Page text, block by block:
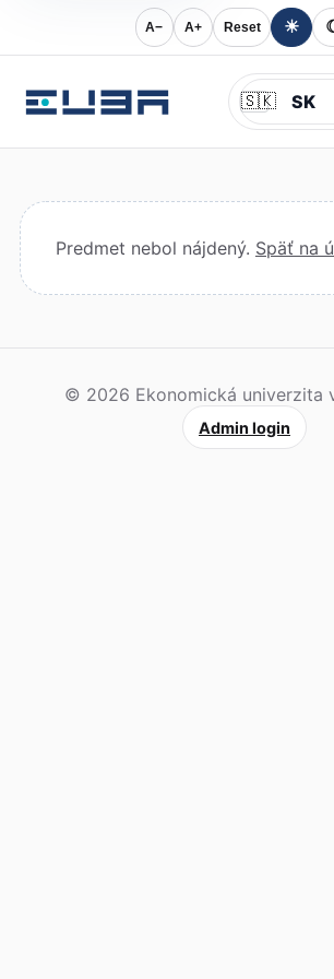
A− A+ Reset ☀
🇸🇰
Predmet nebol nájdený. Späť na
© 2026 Ekonomická univerzita
Admin login